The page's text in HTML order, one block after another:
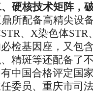
硬核技术矩阵，
所配备高精尖设
、X染色体STR
检基因座， 又包含
精斑等还配备了
中国合格评定国
委员、 重庆市司